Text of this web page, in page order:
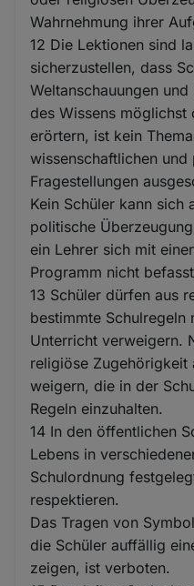
Wahrnehmung ihrer
12 Die Lektionen sind
sicherzustellen, dass
Weltanschauungen
des Wissens
erörtern, ist kein
wissenschaftlichen
Fragestellungen
Kein Schüler kann sich
politische
ein Lehrer sich mit
Programm nicht
13 Schüler dürfen aus
bestimmte Schulregeln
Unterricht verweigern.
religiöse Zugehörigkeit
weigern, die in der
Regeln einzuhalten.
14 In den öffentlichen
Lebens in
Schulordnung
respektieren.
Das Tragen von
die Schüler auffällig
zeigen, ist verboten.